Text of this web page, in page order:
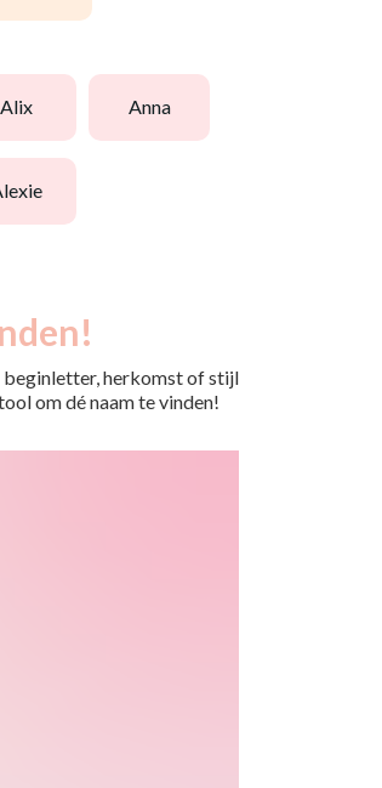
alix anna
alexie
beginletter, herkomst of stijl
om dé naam te vinden!